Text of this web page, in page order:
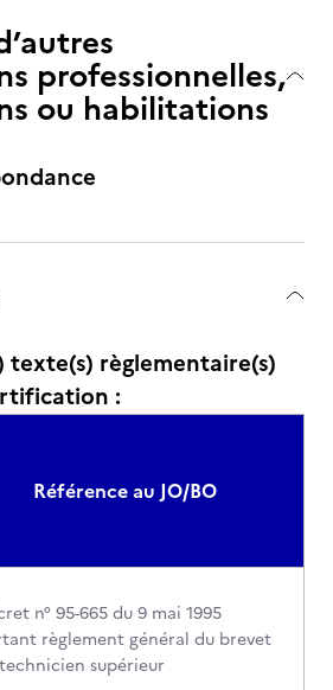
professionnelles,
ou habilitations
texte(s) règlementaire(s)
:
Référence au JO/BO
n° 95-665 du 9 mai 1995
règlement général du brevet
supérieur